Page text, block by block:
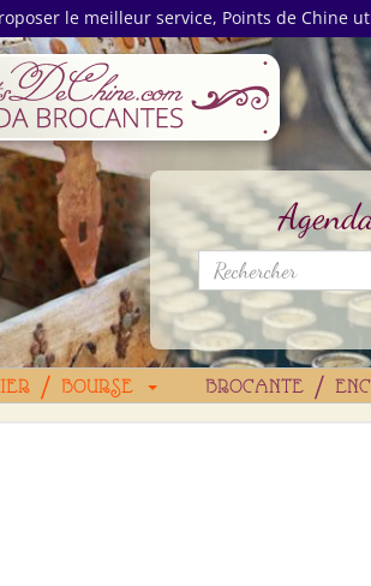
le meilleur service, Points de Chine
/ BOURSE BROCANTE /